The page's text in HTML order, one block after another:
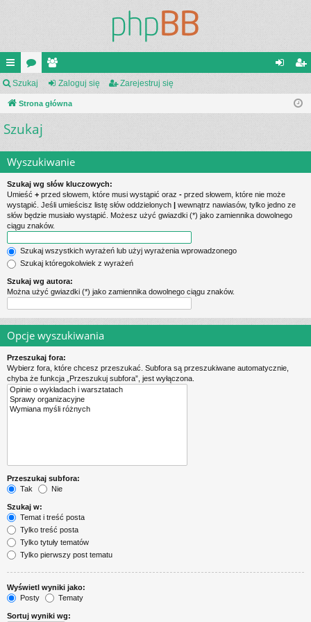
ię
ce
j
or
a
ży
tk
ni
cy
ej
Szukaj Zaloguj się Zarejestruj się
Strona główna
Szukaj
Wyszukiwanie
Szukaj wg słów kluczowych:
Umieść + przed słowem, które musi wystąpić oraz - przed słowem, które nie może
wystąpić. Jeśli umieścisz listę słów oddzielonych | wewnątrz nawiasów, tylko jedno ze
słów będzie musiało wystąpić. Możesz użyć gwiazdki (*) jako zamiennika dowolnego
ciągu znaków.
Szukaj wszystkich wyrażeń lub użyj wyrażenia wprowadzonego
Szukaj któregokolwiek z wyrażeń
Szukaj wg autora:
Można użyć gwiazdki (*) jako zamiennika dowolnego ciągu znaków.
Opcje wyszukiwania
Przeszukaj fora:
Wybierz fora, które chcesz przeszukać. Subfora są przeszukiwane automatycznie,
chyba że funkcja „Przeszukuj subfora”, jest wyłączona.
Przeszukaj subfora:
Tak
Nie
Szukaj w:
Temat i treść posta
Tylko treść posta
Tylko tytuły tematów
Tylko pierwszy post tematu
Wyświetl wyniki jako:
Posty
Tematy
Sortuj wyniki wg: